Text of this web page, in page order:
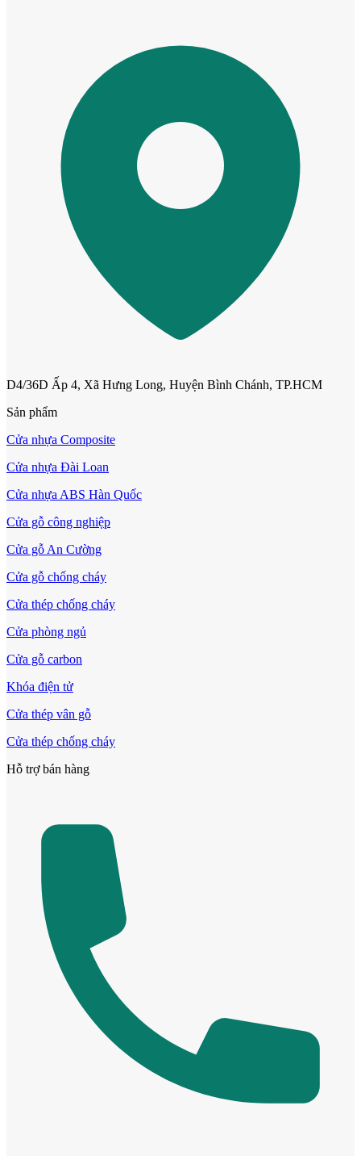
Cửa Nhựa Vân Gỗ
Cửa Nhựa Gỗ Ghép Thanh
D4/36D Ấp 4, Xã Hưng Long, Huyện Bình Chánh, TP.HCM
Sản phẩm
Cửa nhựa Composite
Cửa nhựa Đài Loan
Cửa nhựa ABS Hàn Quốc
Cửa gỗ công nghiệp
Cửa gỗ An Cường
Cửa gỗ chống cháy
Cửa thép chống cháy
Cửa phòng ngủ
Cửa gỗ carbon
Khóa điện tử
Cửa thép vân gỗ
Cửa thép chống cháy
Hỗ trợ bán hàng